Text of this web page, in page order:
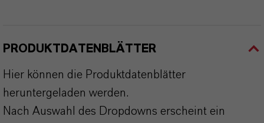
PRODUKTDATENBLÄTTER
Hier können die Produktdatenblätter
heruntergeladen werden.
Nach Auswahl des Dropdowns erscheint ein